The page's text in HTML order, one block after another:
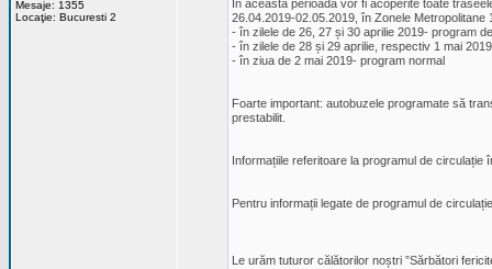
Mesaje: 1355
Locaţie: Bucuresti 2
În această perioadă vor fi acoperite toate
26.04.2019-02.05.2019, în Zonele Metropolitane
- în zilele de 26, 27 și 30 aprilie 2019- program
- în zilele de 28 și 29 aprilie, respectiv 1 mai
- în ziua de 2 mai 2019- program normal
Foarte important: autobuzele programate să
prestabilit.
Informațiile referitoare la programul de circulație
Pentru informații legate de programul de
Le urăm tuturor călătorilor noștri ”Sărbători